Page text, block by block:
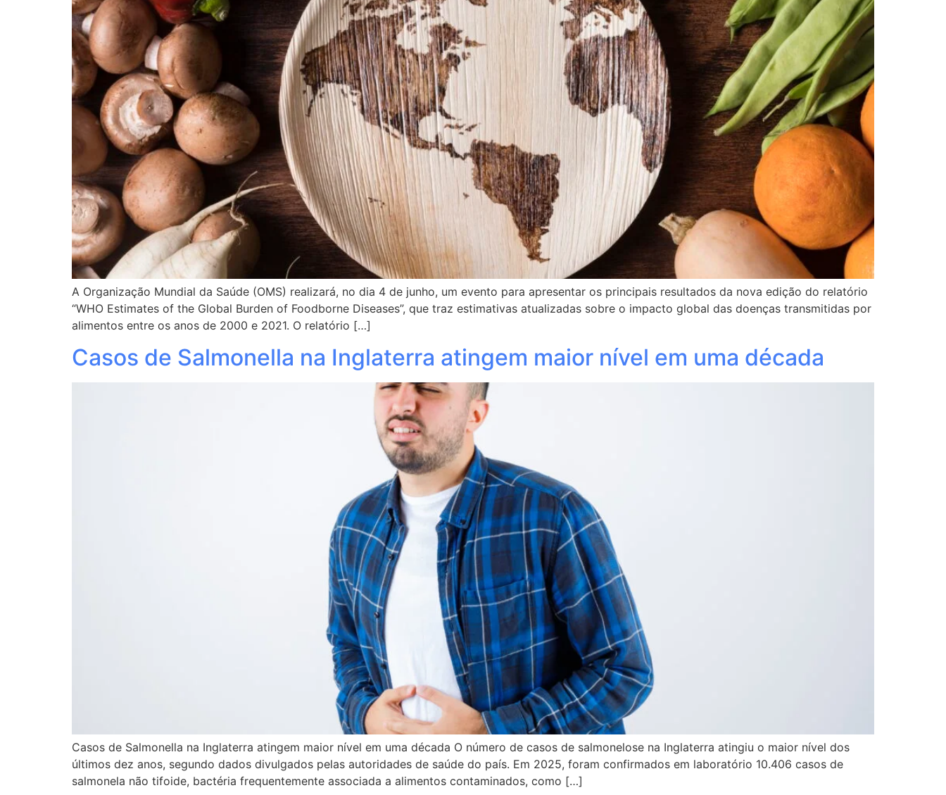
A Organização Mundial da Saúde (OMS) realizará, no dia 4 de junho, um evento para apresentar os principais resultados da nova edição do relatório
“WHO Estimates of the Global Burden of Foodborne Diseases”, que traz estimativas atualizadas sobre o impacto global das doenças transmitidas por
alimentos entre os anos de 2000 e 2021. O relatório […]
Casos de Salmonella na Inglaterra atingem maior nível em uma década
Casos de Salmonella na Inglaterra atingem maior nível em uma década O número de casos de salmonelose na Inglaterra atingiu o maior nível dos
últimos dez anos, segundo dados divulgados pelas autoridades de saúde do país. Em 2025, foram confirmados em laboratório 10.406 casos de
salmonela não tifoide, bactéria frequentemente associada a alimentos contaminados, como […]